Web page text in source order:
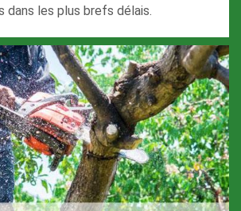
dans les plus brefs délais.